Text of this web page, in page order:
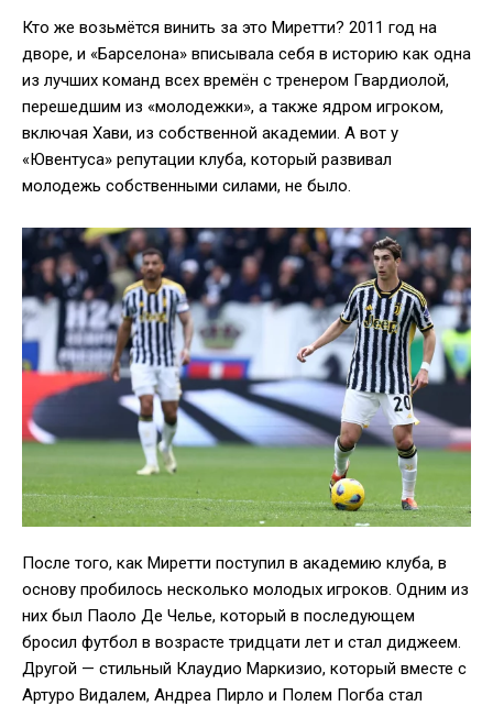
Кто же возьмётся винить за это Миретти? 2011 год на
дворе, и «Барселона» вписывала себя в историю как одна
из лучших команд всех времён с тренером Гвардиолой,
перешедшим из «молодежки», а также ядром игроком,
включая Хави, из собственной академии. А вот у
«Ювентуса» репутации клуба, который развивал
молодежь собственными силами, не было.
После того, как Миретти поступил в академию клуба, в
основу пробилось несколько молодых игроков. Одним из
них был Паоло Де Челье, который в последующем
бросил футбол в возрасте тридцати лет и стал диджеем.
Другой — стильный Клаудио Маркизио, который вместе с
Артуро Видалем, Андреа Пирло и Полем Погба стал